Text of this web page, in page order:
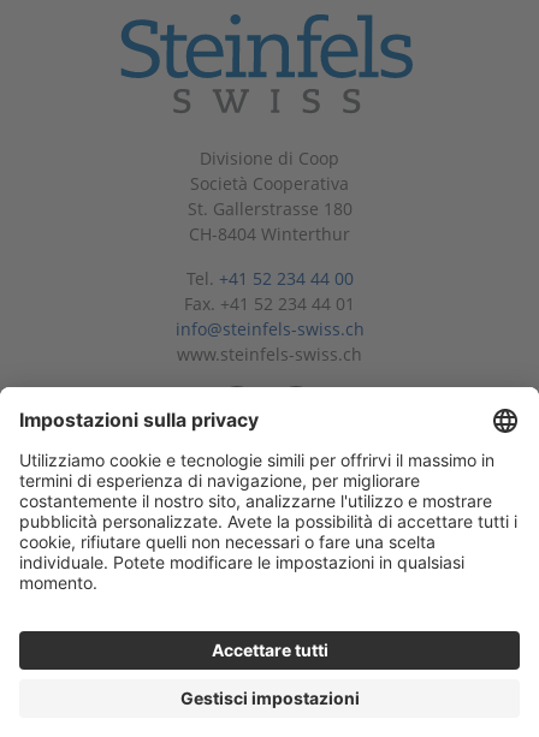
Divisione di Coop
Società Cooperativa
St. Gallerstrasse 180
CH-8404 Winterthur
Tel. +41 52 234 44 00
Fax. +41 52 234 44 01
info@steinfels-swiss.ch
www.steinfels-swiss.ch